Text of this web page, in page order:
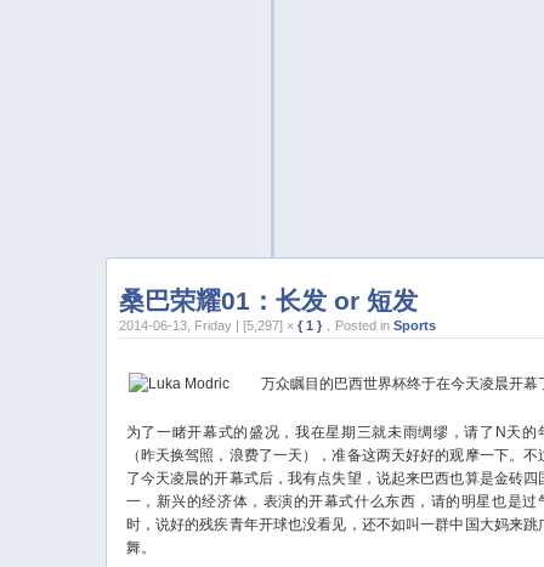
桑巴荣耀01：长发 or 短发
2014-06-13, Friday | [5,297] ×{ 1 } ，Posted inSports
万众瞩目的巴西世界杯终于在今天凌晨开幕
为了一睹开幕式的盛况，我在星期三就未雨绸缪，请了N天的
（昨天换驾照，浪费了一天），准备这两天好好的观摩一下。不
了今天凌晨的开幕式后，我有点失望，说起来巴西也算是金砖四
一，新兴的经济体，表演的开幕式什么东西，请的明星也是过
时，说好的残疾青年开球也没看见，还不如叫一群中国大妈来跳
舞。